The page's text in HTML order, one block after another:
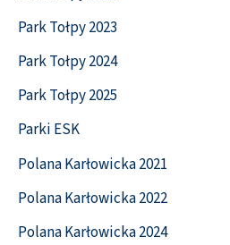
Park Tołpy 2023
Park Tołpy 2024
Park Tołpy 2025
Parki ESK
Polana Karłowicka 2021
Polana Karłowicka 2022
Polana Karłowicka 2024